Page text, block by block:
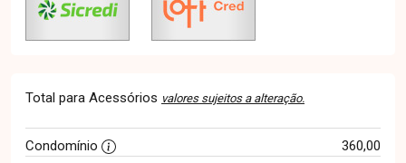
Total para Acessórios valores sujeitos a alteração.
Condomínio
360,00